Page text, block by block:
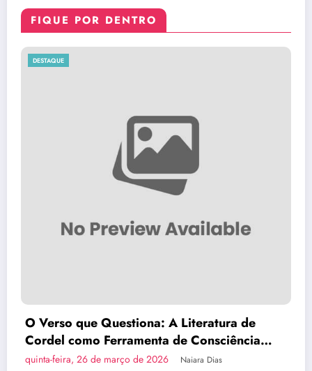
FIQUE POR DENTRO
de
Brasília Inova com a Primeira Rota
do País em Ônibus a Hidrogênio
quinta-feira, 26 de março de 2026